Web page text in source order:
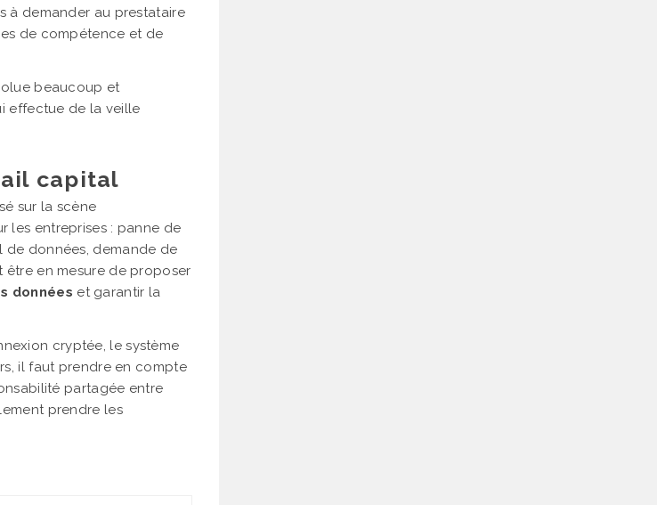
à demander au prestataire
de compétence et de
beaucoup et
effectue de la veille
capital
sur la scène
les entreprises : panne de
données, demande de
en mesure de proposer
données et garantir la
cryptée, le système
il faut prendre en compte
partagée entre
prendre les